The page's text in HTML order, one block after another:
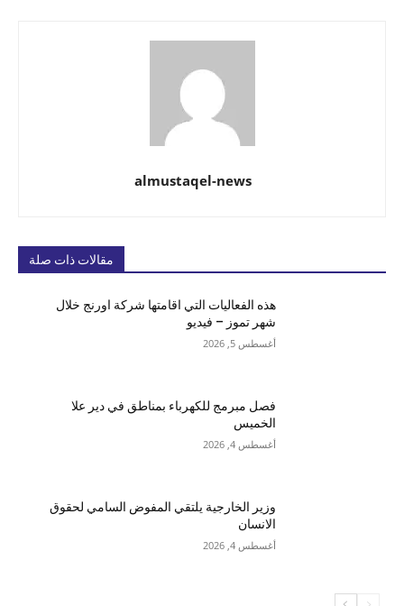
almustaqel-news
مقالات ذات صلة
هذه الفعاليات التي اقامتها شركة اورنج خلال
شهر تموز – فيديو
أغسطس 5, 2026
فصل مبرمج للكهرباء بمناطق في دير علا
الخميس
أغسطس 4, 2026
وزير الخارجية يلتقي المفوض السامي لحقوق
الانسان
أغسطس 4, 2026